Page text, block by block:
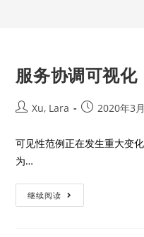
服务协调可视化
Xu, Lara 2020年3
可见性范例正在发生重大变
为…
继续阅读